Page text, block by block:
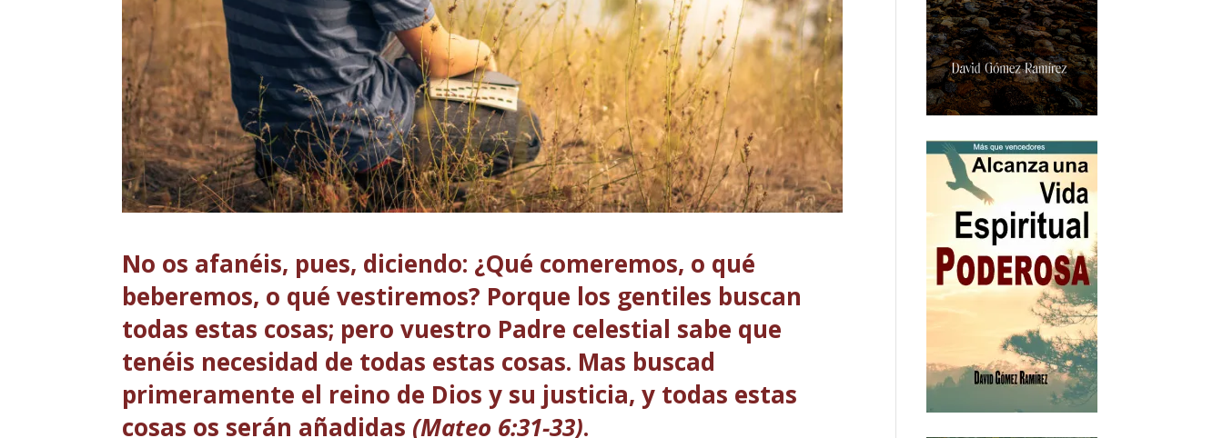
No os afanéis, pues, diciendo: ¿Qué comeremos, o qué
beberemos, o qué vestiremos? Porque los gentiles buscan
todas estas cosas; pero vuestro Padre celestial sabe que
tenéis necesidad de todas estas cosas. Mas buscad
primeramente el reino de Dios y su justicia, y todas estas
cosas os serán añadidas (Mateo 6:31-33).